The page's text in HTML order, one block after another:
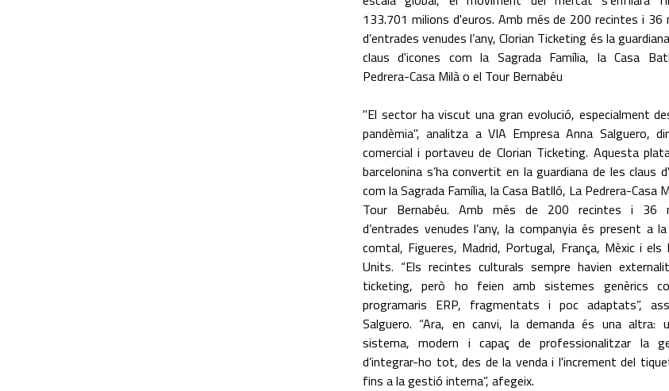
133.701 milions d'euros. Amb més de 200 recintes i 36
d’entrades venudes l’any, Clorian Ticketing és la
claus d'icones com la Sagrada Família, la Casa
Pedrera-Casa Milà o el Tour Bernabéu
"El sector ha viscut una gran evolució, especialment
pandèmia", analitza a VIA Empresa Anna Salguero,
comercial i portaveu de Clorian Ticketing. Aquesta
barcelonina s’ha convertit en la guardiana de les claus
com la Sagrada Família, la Casa Batlló, La Pedrera-Casa
Tour Bernabéu. Amb més de 200 recintes i 36
d’entrades venudes l’any, la companyia és present a
comtal, Figueres, Madrid, Portugal, França, Mèxic i els
Units. “Els recintes culturals sempre havien
ticketing, però ho feien amb sistemes genèrics
programaris ERP, fragmentats i poc adaptats”,
Salguero. “Ara, en canvi, la demanda és una altra:
sistema, modern i capaç de professionalitzar la
d’integrar-ho tot, des de la venda i l'increment del
fins a la gestió interna”, afegeix.